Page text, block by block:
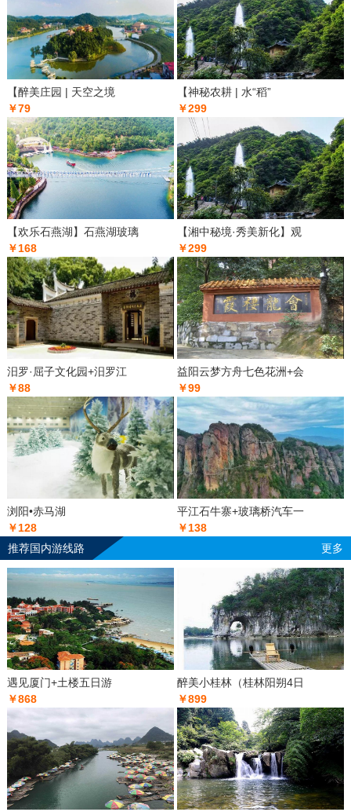
【醉美庄园 | 天空之境
￥79
【神秘农耕 | 水“稻”
￥299
【欢乐石燕湖】石燕湖玻璃
￥168
【湘中秘境·秀美新化】观
￥299
汨罗·屈子文化园+汨罗江
￥88
益阳云梦方舟七色花洲+会
￥99
浏阳•赤马湖
￥128
平江石牛寨+玻璃桥汽车一
￥138
推荐国内游线路
更多
遇见厦门+土楼五日游
￥868
醉美小桂林（桂林阳朔4日
￥899